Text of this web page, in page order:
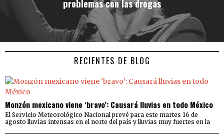
problemas con las drogas
RECIENTES DE BLOG
Monzón mexicano viene ‘bravo’: Causará lluvias en todo México
El Servicio Meteorológico Nacional prevé para este martes 16 de
agosto lluvias intensas en el norte del país y lluvias muy fuertes en la